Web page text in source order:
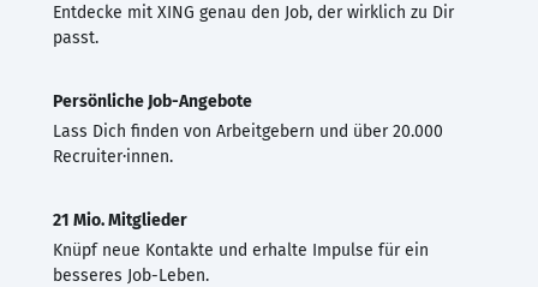
Entdecke mit XING genau den Job, der wirklich zu Dir
passt.
Persönliche Job-Angebote
Lass Dich finden von Arbeitgebern und über 20.000
Recruiter·innen.
21 Mio. Mitglieder
Knüpf neue Kontakte und erhalte Impulse für ein
besseres Job-Leben.